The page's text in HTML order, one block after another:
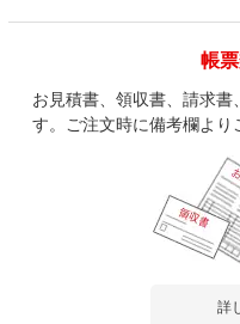
帳
お見積書、領収書、請求書
す。ご注文時に備考欄より
詳